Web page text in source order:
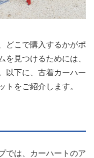
どこで購入するかがポ
を見つけるためには、
以下に、古着カーハー
トをご紹介します。
では、カーハートのア